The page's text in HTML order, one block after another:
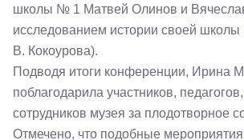
школы № 1 Матвей Олинов и
исследованием истории своей школы
В. Кокоурова).
Подводя итоги конференции, Ирина
поблагодарила участников,
сотрудников музея за плодотворное
Отмечено, что подобные